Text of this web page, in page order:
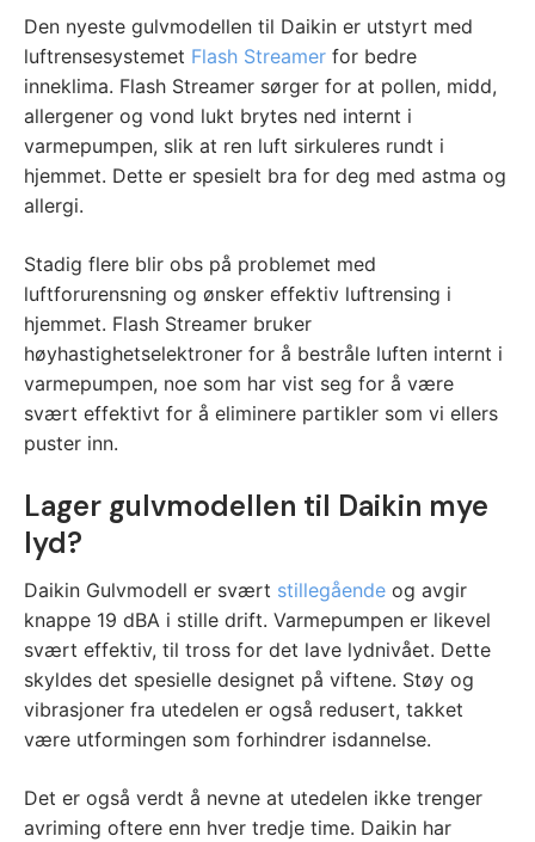
Den nyeste gulvmodellen til Daikin er utstyrt med
luftrensesystemet Flash Streamer for bedre
inneklima. Flash Streamer sørger for at pollen, midd,
allergener og vond lukt brytes ned internt i
varmepumpen, slik at ren luft sirkuleres rundt i
hjemmet. Dette er spesielt bra for deg med astma og
allergi.
Stadig flere blir obs på problemet med
luftforurensning og ønsker effektiv luftrensing i
hjemmet. Flash Streamer bruker
høyhastighetselektroner for å bestråle luften internt i
varmepumpen, noe som har vist seg for å være
svært effektivt for å eliminere partikler som vi ellers
puster inn.
Lager gulvmodellen til Daikin mye
lyd?
Daikin Gulvmodell er svært stillegående og avgir
knappe 19 dBA i stille drift. Varmepumpen er likevel
svært effektiv, til tross for det lave lydnivået. Dette
skyldes det spesielle designet på viftene. Støy og
vibrasjoner fra utedelen er også redusert, takket
være utformingen som forhindrer isdannelse.
Det er også verdt å nevne at utedelen ikke trenger
avriming oftere enn hver tredje time. Daikin har